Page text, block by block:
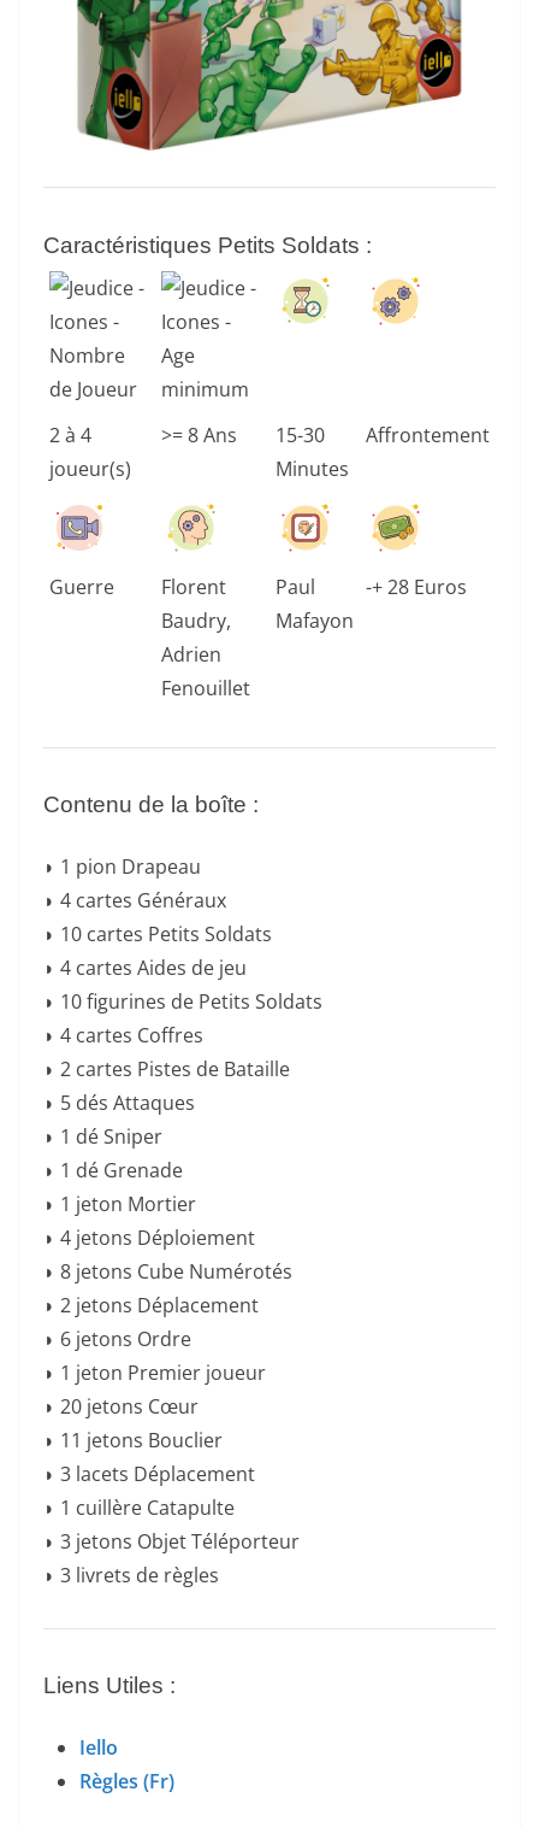
Caractéristiques Petits Soldats :
2 à 4
joueur(s)
>= 8 Ans
15-30
Minutes
Affrontement
Guerre
Florent
Baudry,
Adrien
Fenouillet
Paul
Mafayon
-+ 28 Euros
Contenu de la boîte :
◗ 1 pion Drapeau
◗ 4 cartes Généraux
◗ 10 cartes Petits Soldats
◗ 4 cartes Aides de jeu
◗ 10 figurines de Petits Soldats
◗ 4 cartes Coffres
◗ 2 cartes Pistes de Bataille
◗ 5 dés Attaques
◗ 1 dé Sniper
◗ 1 dé Grenade
◗ 1 jeton Mortier
◗ 4 jetons Déploiement
◗ 8 jetons Cube Numérotés
◗ 2 jetons Déplacement
◗ 6 jetons Ordre
◗ 1 jeton Premier joueur
◗ 20 jetons Cœur
◗ 11 jetons Bouclier
◗ 3 lacets Déplacement
◗ 1 cuillère Catapulte
◗ 3 jetons Objet Téléporteur
◗ 3 livrets de règles
Liens Utiles :
Iello
Règles (Fr)